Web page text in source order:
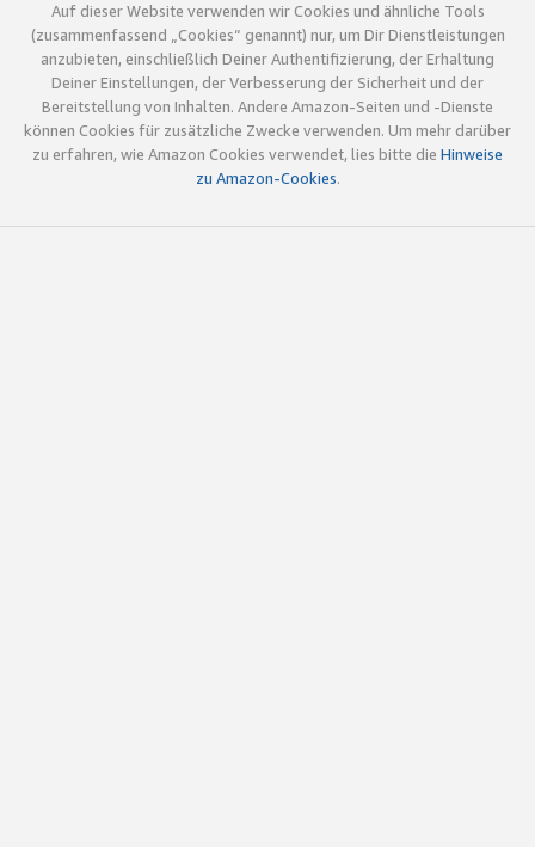
Auf dieser Website verwenden wir Cookies und ähnliche Tools
(zusammenfassend „Cookies“ genannt) nur, um Dir Dienstleistungen
anzubieten, einschließlich Deiner Authentifizierung, der Erhaltung
Deiner Einstellungen, der Verbesserung der Sicherheit und der
Bereitstellung von Inhalten. Andere Amazon-Seiten und -Dienste
können Cookies für zusätzliche Zwecke verwenden. Um mehr darüber
zu erfahren, wie Amazon Cookies verwendet, lies bitte die Hinweise
zu Amazon-Cookies.